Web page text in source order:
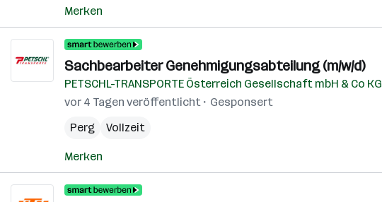
Merken
Sachbearbeiter Genehmigungsabteilung (m/w/d)
PETSCHL-TRANSPORTE Österreich Gesellschaft mbH & Co KG
vor 4 Tagen veröffentlicht
Gesponsert
Perg
Vollzeit
Merken